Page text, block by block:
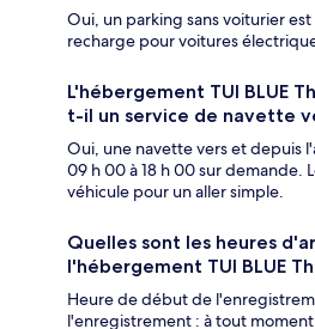
Oui, un parking sans voiturier
recharge pour voitures
L'hébergement TUI BLUE
t-il un service de navette
Oui, une navette vers et depuis
09 h 00 à 18 h 00 sur demande.
véhicule pour un aller simple.
Quelles sont les heures
l'hébergement TUI BLUE
Heure de début de
l'enregistrement : à tout